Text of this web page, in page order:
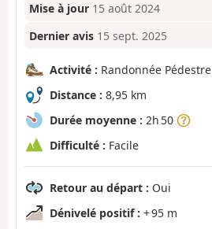
Mise à jour 15 août 2024
Dernier avis 15 sept. 2025
Activité : Randonnée Pédestre
Distance : 8,95 km
Durée moyenne : 2h 50
Difficulté : Facile
Retour au départ : Oui
Dénivelé positif : + 95 m